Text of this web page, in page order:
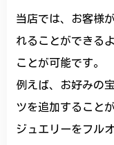
当店では、お客様
れることができる
ことが可能です。
例えば、お好みの
ツを追加すること
ジュエリーをフル